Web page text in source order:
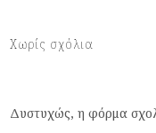
Χωρίς σχόλια
Δυστυχώς, η φόρμα